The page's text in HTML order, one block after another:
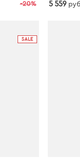
-20% 5 559
SALE